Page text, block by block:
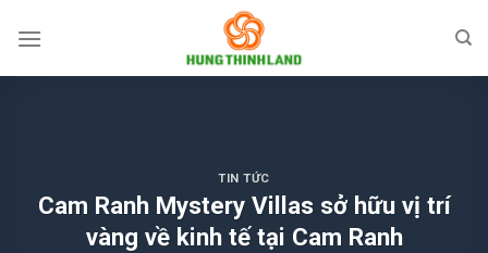
qua
TIN TỨC
Cam Ranh Mystery Villas sở hữu vị trí
vàng về kinh tế tại Cam Ranh